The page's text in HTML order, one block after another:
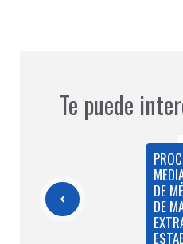
Te puede
DE
DE